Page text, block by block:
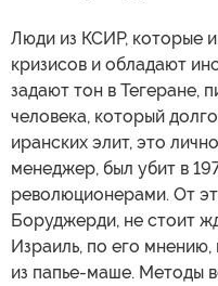
Люди из КСИР, которые
кризисов и обладают
задают тон в Тегеране,
человека, который
иранских элит, это
менеджер, был убит в
революционерами. От
Боруджерди, не стоит
Израиль, по его мнению,
из папье-маше. Методы